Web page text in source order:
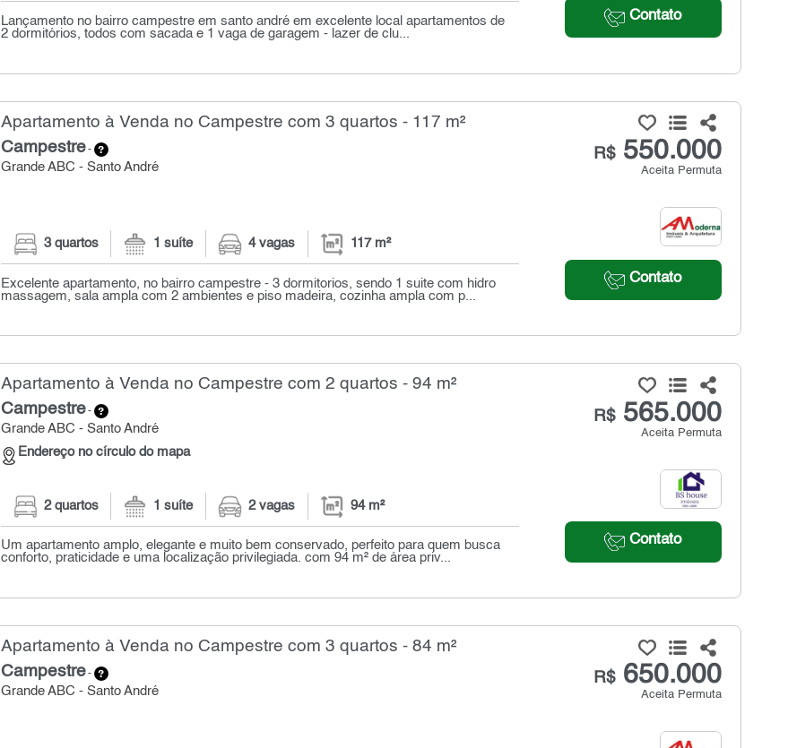
Contato
Lançamento no bairro campestre em santo andré em excelente local apartamentos de
2 dormitórios, todos com sacada e 1 vaga de garagem - lazer de clu...
Apartamento à Venda no Campestre com 3 quartos - 117 m²
Campestre-
Grande ABC - Santo André
R$550.000
Aceita Permuta
Contato
3 quartos 1 suíte 4 vagas 117 m²
Excelente apartamento, no bairro campestre - 3 dormitorios, sendo 1 suite com hidro
massagem, sala ampla com 2 ambientes e piso madeira, cozinha ampla com p...
Apartamento à Venda no Campestre com 2 quartos - 94 m²
Campestre-
Grande ABC - Santo André
Endereço no círculo do mapa
R$565.000
Aceita Permuta
Contato
2 quartos 1 suíte 2 vagas 94 m²
Um apartamento amplo, elegante e muito bem conservado, perfeito para quem busca
conforto, praticidade e uma localização privilegiada. com 94 m² de área priv...
Apartamento à Venda no Campestre com 3 quartos - 84 m²
Campestre-
Grande ABC - Santo André
R$650.000
Aceita Permuta